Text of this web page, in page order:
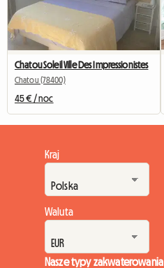
Chatou Soleil Ville Des Impressionistes
Chatou (78400)
45 € / noc
Kraj
Waluta
Nasze typy zakwaterowania